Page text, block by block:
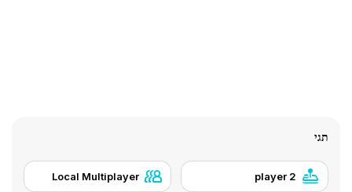
תגי
2 player
Local Multiplayer